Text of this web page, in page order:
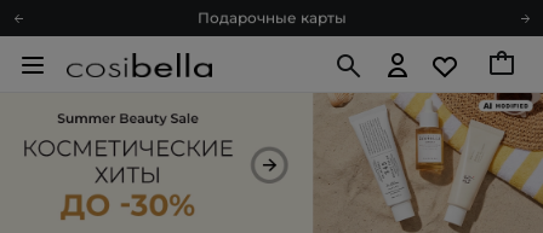
Подарочные карты
Доставка с любовью